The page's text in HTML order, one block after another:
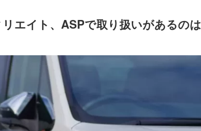
エイト、ASPで取り扱いがあるの